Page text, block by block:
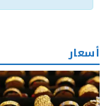
أسعار